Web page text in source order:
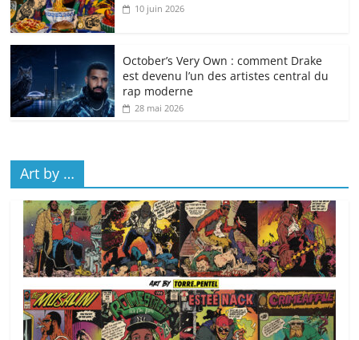
10 juin 2026
October’s Very Own : comment Drake
est devenu l’un des artistes central du
rap moderne
28 mai 2026
Art by …